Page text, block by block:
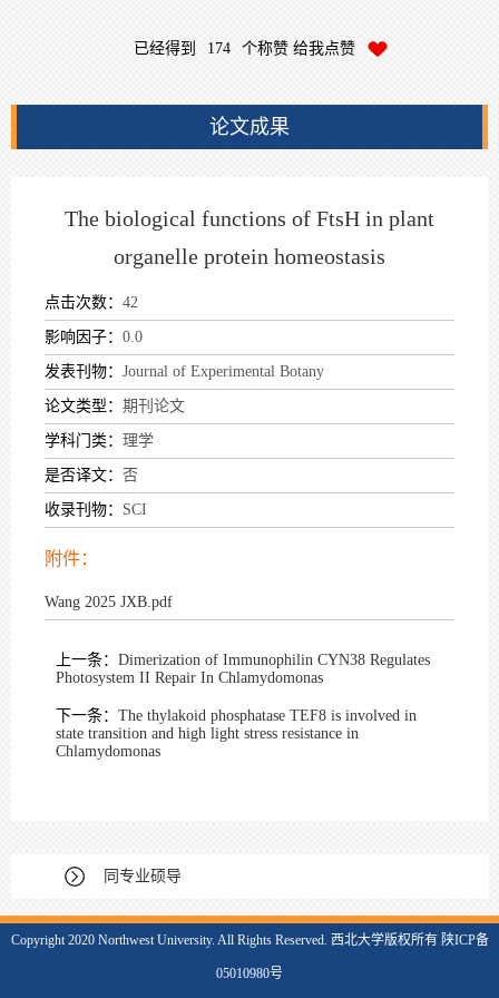
已经得到 174 个称赞 给我点赞
论文成果
The biological functions of FtsH in plant
organelle protein homeostasis
点击次数： 42
影响因子： 0.0
发表刊物： Journal of Experimental Botany
论文类型： 期刊论文
学科门类： 理学
是否译文： 否
收录刊物： SCI
附件：
Wang 2025 JXB.pdf
上一条： Dimerization of Immunophilin CYN38 Regulates
Photosystem II Repair In Chlamydomonas
下一条： The thylakoid phosphatase TEF8 is involved in
state transition and high light stress resistance in
Chlamydomonas
同专业硕导
Copyright 2020 Northwest University. All Rights Reserved. 西北大学版权所有 陕ICP备
05010980号